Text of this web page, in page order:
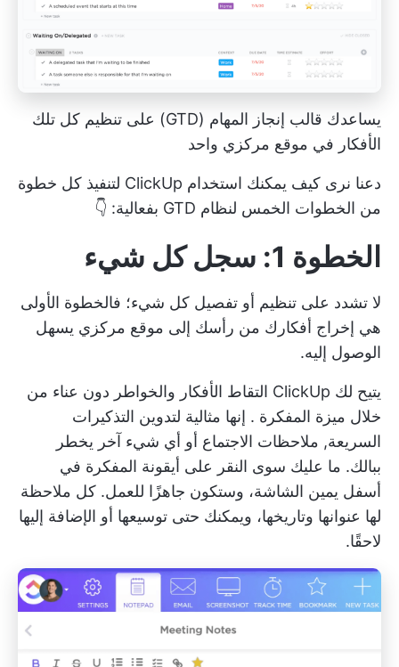
يساعدك قالب إنجاز المهام (GTD) على تنظيم كل تلك
الأفكار في موقع مركزي واحد
دعنا نرى كيف يمكنك استخدام ClickUp لتنفيذ كل خطوة
من الخطوات الخمس لنظام GTD بفعالية: 👇
الخطوة 1: سجل كل شيء
لا تشدد على تنظيم أو تفصيل كل شيء؛ فالخطوة الأولى
هي إخراج أفكارك من رأسك إلى موقع مركزي يسهل
الوصول إليه.
يتيح لك ClickUp التقاط الأفكار والخواطر دون عناء من
خلال ميزة المفكرة . إنها مثالية لتدوين التذكيرات
السريعة, ملاحظات الاجتماع أو أي شيء آخر يخطر
ببالك. ما عليك سوى النقر على أيقونة المفكرة في
أسفل يمين الشاشة، وستكون جاهزًا للعمل. كل ملاحظة
لها عنوانها وتاريخها، ويمكنك حتى توسيعها أو الإضافة إليها
لاحقًا.